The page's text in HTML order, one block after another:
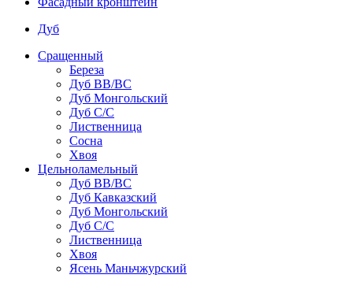
Дуб
Сращенный
Береза
Дуб ВВ/ВС
Дуб Монгольский
Дуб С/С
Лиственница
Сосна
Хвоя
Цельноламельный
Дуб ВВ/ВС
Дуб Кавказский
Дуб Монгольский
Дуб С/С
Лиственница
Хвоя
Ясень Маньчжурский